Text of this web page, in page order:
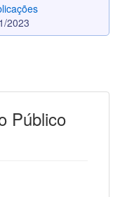
2023
Público